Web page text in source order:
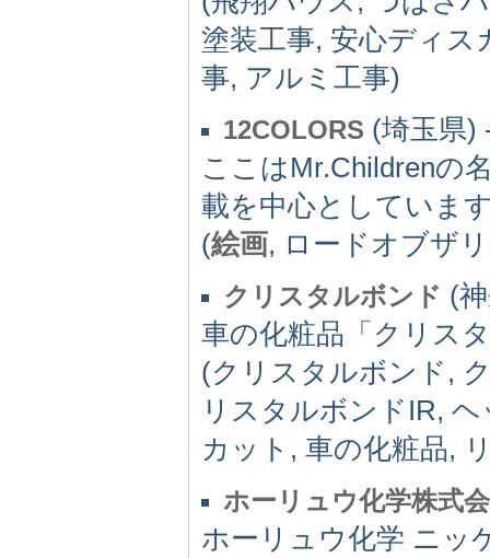
塗装工事, 安心ディ
事, アルミ工事)
12COLORS (埼玉県)
ここはMr.Childrenの
載を中心としていま
(絵画, ロードオブザ
クリスタルボンド (
車の化粧品「クリス
(クリスタルボンド,
リスタルボンドIR,
カット, 車の化粧品,
ホーリュウ化学株式
ホーリュウ化学 ニッ